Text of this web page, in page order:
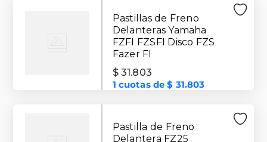
Pastillas de Freno
Delanteras Yamaha
FZFI FZSFI Disco FZS
Fazer FI
$ 31.803
1 cuotas de$ 31.803
Pastilla de Freno
Delantera FZ25